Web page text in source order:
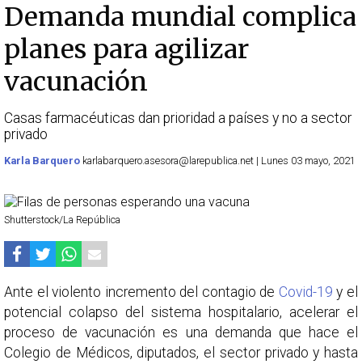
Demanda mundial complica
planes para agilizar
vacunación
Casas farmacéuticas dan prioridad a países y no a sector
privado
Karla Barquero karlabarquero.asesora@larepublica.net | Lunes 03 mayo, 2021
Shutterstock/La República
Ante el violento incremento del contagio de Covid-19 y el
potencial colapso del sistema hospitalario, acelerar el
proceso de vacunación es una demanda que hace el
Colegio de Médicos, diputados, el sector privado y hasta